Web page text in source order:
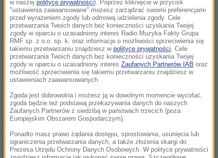
Prokuraturze Okręgowej w Katowicach, a ta
przekazała sprawę do Zawiercia, gdzie mieści się
siedziba producenta bluz.
Z kolei Komenda Główna zawiadomiła Prokuraturę
Krajową, która wcześniej wydała opinię w tej
Jak powiedział naszemu dziennikarzowi szef
śląskich związkowców Rafał Jankowski, w
szefostwie policji powstają teraz wytyczne, jak
działać w przypadku ludzi ubranych w bluzy z
w naszej polityce prywatności). Poprzez kliknięcie w przycisk
"ustawienia zaawansowane" możesz zarządzać swoimi preferencjami
przed wyrażeniem zgody lub odmową udzielenia zgody. Cele
przetwarzania Twoich danych bez konieczności uzyskania Twojej
zgody w oparciu o uzasadniony interes Radio Muzyka Fakty Grupa
RMF sp. z o.o. sp. k. oraz informacje o możliwości sprzeciwienia się
takiemu przetwarzaniu znajdziesz w polityce prywatności. Cele
przetwarzania Twoich danych bez konieczności uzyskania Twojej
zgody w oparciu o uzasadniony interes Zaufanych Partnerów IAB oraz
możliwość sprzeciwienia się takiemu przetwarzaniu znajdziesz w
ustawieniach zaawansowanych.
Zgoda jest dobrowolna i możesz ją w dowolnym momencie wycofać,
zgoda będzie też podstawą przekazywania danych do naszych
Zaufanych Partnerów z siedzibą w państwach trzecich (poza
Europejskim Obszarem Gospodarczym).
Ponadto masz prawo żądania dostępu, sprostowania, usunięcia lub
ograniczenia przetwarzania danych, a także złożenia skargi do
Prezesa Urzędu Ochrony Danych Osobowych. W polityce prywatności